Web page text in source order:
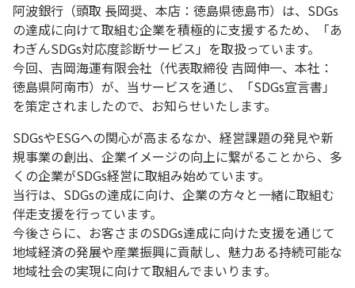
阿波銀行（頭取 長岡奨、本店：徳島県徳島市）は、SDGs
の達成に向けて取組む企業を積極的に支援するため、「あ
わぎんSDGs対応度診断サービス」を取扱っています。
今回、吉岡海運有限会社（代表取締役 吉岡伸一、本社：
徳島県阿南市）が、当サービスを通じ、「SDGs宣言書」
を策定されましたので、お知らせいたします。
SDGsやESGへの関心が高まるなか、経営課題の発見や新
規事業の創出、企業イメージの向上に繋がることから、多
くの企業がSDGs経営に取組み始めています。
当行は、SDGsの達成に向け、企業の方々と一緒に取組む
伴走支援を行っています。
今後さらに、お客さまのSDGs達成に向けた支援を通じて
地域経済の発展や産業振興に貢献し、魅力ある持続可能な
地域社会の実現に向けて取組んでまいります。